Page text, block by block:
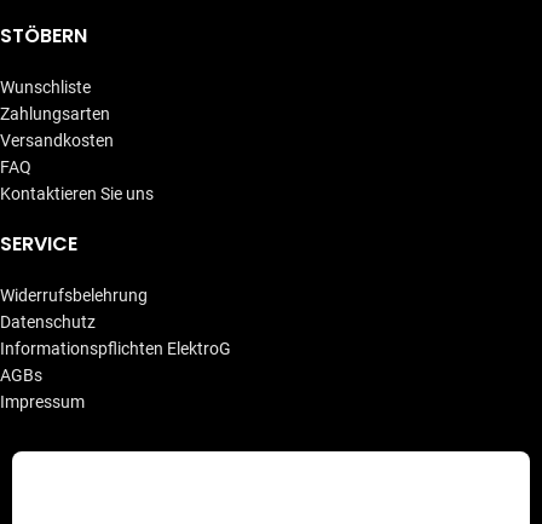
STÖBERN
Wunschliste
Zahlungsarten
Versandkosten
FAQ
Kontaktieren Sie uns
SERVICE
Widerrufsbelehrung
Datenschutz
Informationspflichten ElektroG
AGBs
Impressum